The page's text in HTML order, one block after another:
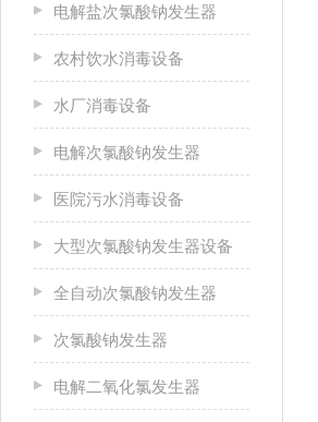
电解盐次氯酸钠发生器
农村饮水消毒设备
水厂消毒设备
电解次氯酸钠发生器
医院污水消毒设备
大型次氯酸钠发生器设备
全自动次氯酸钠发生器
次氯酸钠发生器
电解二氧化氯发生器